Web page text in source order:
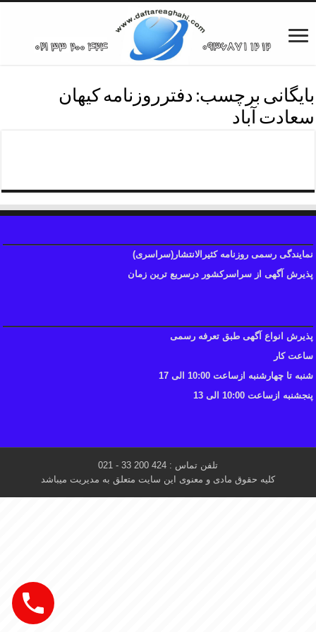
بایگانی برچسب: دفترروزنامه کیهان
سعادت آباد
نمایندگی رسمی روزنامه کثیرالانتشار(سراسری)
پذیرش آگهی از سراسرکشور درسریع ترین زمان
پذیرش انواع آگهی طبق تعرفه رسمی
ساعت کار
شنبه تا چهارشنبه ازساعت 10:00 الی 17
پنجشنبه ازساعت 10:00 الی 13
تلفن تماس : 424 200 33 - 021
کلیه حقوق مادی و معنوی این سایت متعلق به مدیریت میباشد